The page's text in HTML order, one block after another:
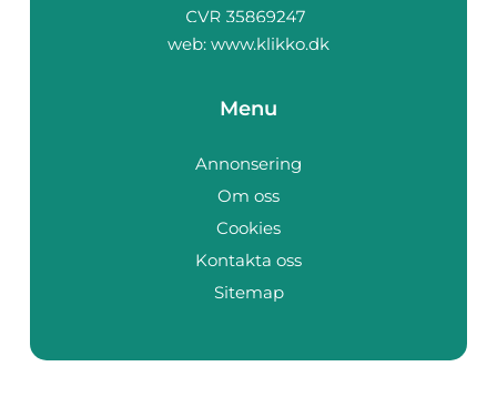
web: www.klikko.dk
Menu
Annonsering
Om oss
Cookies
Kontakta oss
Sitemap